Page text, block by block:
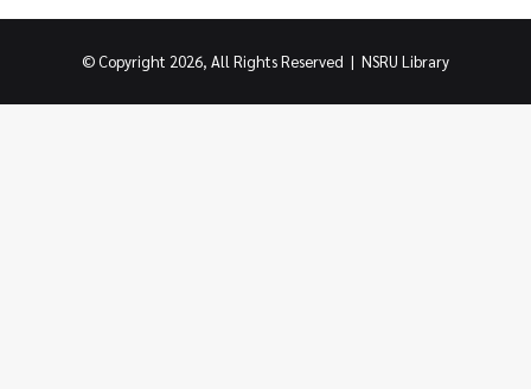
© Copyright 2026, All Rights Reserved | NSRU Library